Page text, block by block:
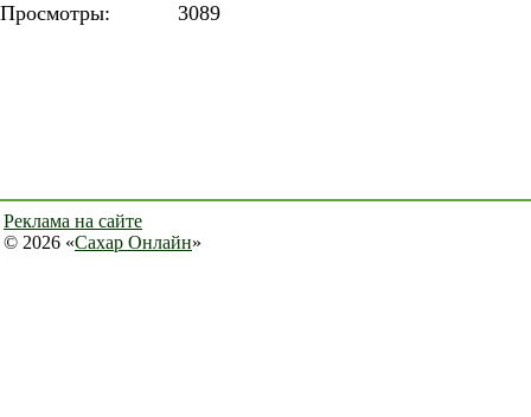
Просмотры:
3089
Реклама на сайте
© 2026 «Сахар Онлайн»